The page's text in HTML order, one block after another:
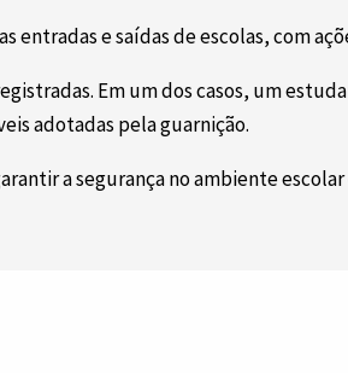
entradas e saídas de escolas, com
Em um dos casos, um
adotadas pela guarnição.
a segurança no ambiente